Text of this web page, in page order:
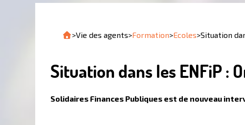
>Vie des agents>Formation>Ecoles>Situation
Situation dans les ENFiP :
Solidaires Finances Publiques est de nouveau